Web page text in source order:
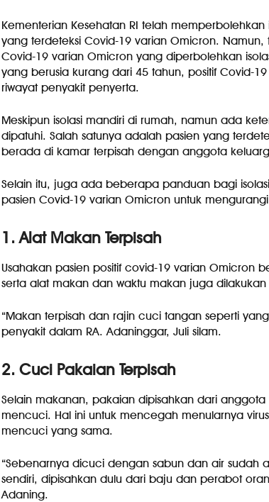
Kementerian Kesehatan RI telah
yang terdeteksi Covid-19 varian Omicron.
Covid-19 varian Omicron yang diperbolehkan
yang berusia kurang dari 45 tahun, positif Covid-
riwayat penyakit penyerta.
Meskipun isolasi mandiri di rumah, namun ada
dipatuhi. Salah satunya adalah pasien yang
berada di kamar terpisah dengan anggota
Selain itu, juga ada beberapa panduan bagi
pasien Covid-19 varian Omicron untuk
1. Alat Makan Terpisah
Usahakan pasien positif covid-19 varian Omicron
serta alat makan dan waktu makan juga dilakukan
“Makan terpisah dan rajin cuci tangan seperti
penyakit dalam RA. Adaninggar, Juli silam.
2. Cuci Pakaian Terpisah
Selain makanan, pakaian dipisahkan dari
mencuci. Hal ini untuk mencegah menularnya
mencuci yang sama.
“Sebenarnya dicuci dengan sabun dan air sudah
sendiri, dipisahkan dulu dari baju dan perabot
Adaning.